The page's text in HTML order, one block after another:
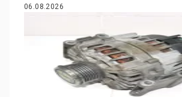
06.08.2026